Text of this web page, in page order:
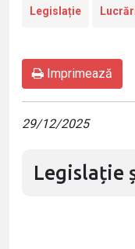
Legislație
Imprimează
29/12/2025
Legislație